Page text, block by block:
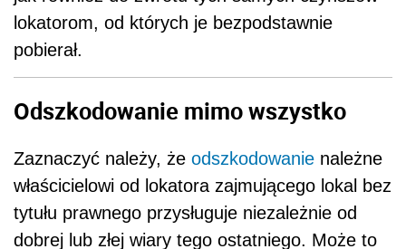
lokatorom, od których je bezpodstawnie
pobierał.
Odszkodowanie mimo wszystko
Zaznaczyć należy, że odszkodowanie należne
właścicielowi od lokatora zajmującego lokal bez
tytułu prawnego przysługuje niezależnie od
dobrej lub złej wiary tego ostatniego. Może to